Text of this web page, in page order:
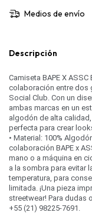
Medios de envío
Descripción
Camiseta BAPE X
colaboración entre dos
Social Club. Con un
ambas marcas en un
algodón de alta
perfecta para crear
• Material: 100%
colaboración BAPE x
mano o a máquina en
a la sombra para evitar
temperatura, para
limitada. ¡Una pieza
streetwear! Para dudas
+55 (21) 98225-7691.